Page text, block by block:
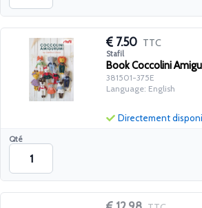
7.50 TTC
Stafil
Book Coccolini
381501-375E
Language: English
Qté
Directement